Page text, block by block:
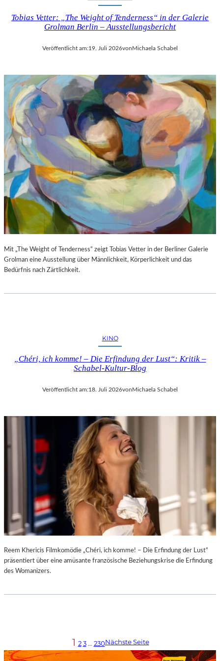
Tobias Vetter: „The Weight of Tenderness“ in der Galerie
Grolman Berlin – Ausstellungsbericht
Veröffentlicht am:19. Juli 2026von Michaela Schabel
Mit „The Weight of Tenderness“ zeigt Tobias Vetter in der Berliner Galerie
Grolman eine Ausstellung über Männlichkeit, Körperlichkeit und das
Bedürfnis nach Zärtlichkeit.
KINO
„Chéri, ich komme! – Die Erfindung der Lust“: Kritik –
Schabel-Kultur-Blog
Veröffentlicht am:18. Juli 2026vonMichaela Schabel
Reem Khericis Filmkomödie „Chéri, ich komme! – Die Erfindung der Lust“
präsentiert über eine amüsante französische Beziehungskrise die Erfindung
des Womanizers.
1 2 3 … 230Nächste Seite